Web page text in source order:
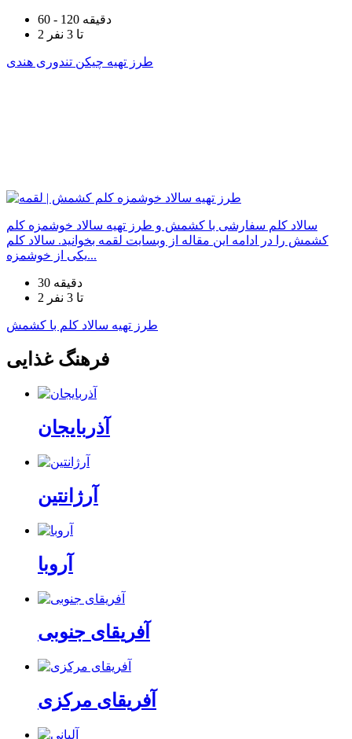
60 - 120 دقیقه
2 تا 3 نفر
طرز تهیه چیکن تندوری هندی
سالاد کلم سفارشی با کشمش و طرز تهیه سالاد خوشمزه کلم
کشمش را در ادامه این مقاله از وبسایت لقمه بخوانید. سالاد کلم
یکی از خوشمزه...
30 دقیقه
2 تا 3 نفر
طرز تهیه سالاد کلم با کشمش
فرهنگ غذایی
آذربایجان
آرژانتین
آروبا
آفریقای جنوبی
آفریقای مرکزی